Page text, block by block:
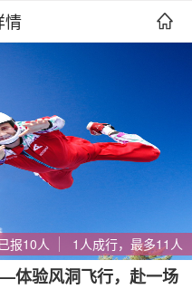
情 
报10人 1人成行，最多11人
体验风洞飞行，赴一场